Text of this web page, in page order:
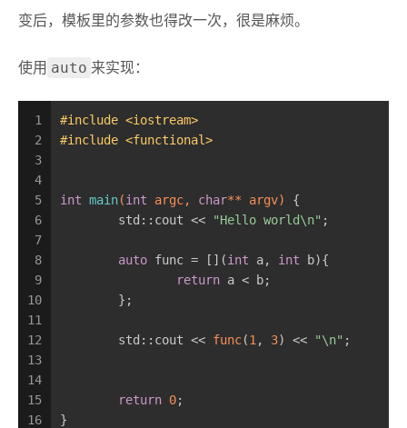
变后，模板里的参数也得改一次，很是麻烦。
使用 auto 来实现：
1
2
3
4
5
6
7
8
9
10
11
12
13
14
15
16
#include <iostream>
#include <functional>
int main(int argc, char** argv)
{
	std::cout <<
"Hello world\n" ;
auto func = [](int a, int b){
return a < b;
	};
	std::cout <<
func(1 , 3) << "\n" ;
return 0;
}